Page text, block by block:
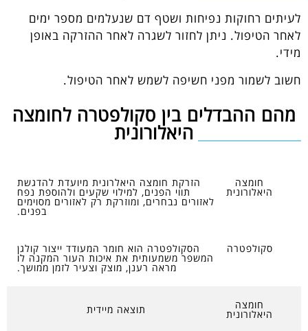
לעיתים רחוקות נפיחות ושטף דם שנעלמים מספר ימים
לאחר הטיפול. ניתן לחזור לשגרה לאחר ההזרקה באופן
מידי.
חשוב לשמור מפני חשיפה לשמש לאחר הטיפול.
מהם ההבדלים בין סקולפטרה לחומצה
היאלורונית
חומצה
היאלורונית
הזרקת חומצה היאלרונית מיועדת להדגשת
תווי הפנים, למילוי שקעים ולהוספת נפח
לאזורים נבחרים, ומוזרקת רק לאזורים מסוימים
בפנים.
סקולפטרה הסקולפטרה הוא חומר המעודד ייצור קולגן
המשפר משמעותית את איכות העור המקנה לו
מראה רענן, מוצק וצעיר לזמן ממושך.
חומצה
היאלורונית תוצאה מיידית